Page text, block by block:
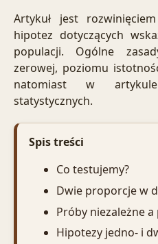
Artykuł jest
hipotez dotyczących
populacji. Ogólne
zerowej, poziomu
natomiast w
statystycznych.
Spis treści
Co testujemy?
Dwie proporcje w
Próby niezależne
Hipotezy jedno- i